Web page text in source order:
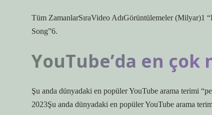
Tüm ZamanlarSıraVideo AdıGörüntülemeler (Milyar)1
Song”6.
YouTube’da en çok
Şu anda dünyadaki en popüler YouTube arama terimi
2023Şu anda dünyadaki en popüler YouTube arama